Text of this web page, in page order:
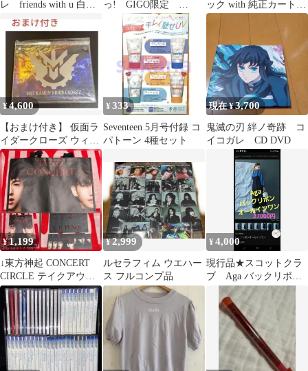
レ friends with u 白上
フブキ
っ! GIGO限定
GIGO フィギュア ぶ
いすぽ
ック with 純正カートリ
ッジ
¥4,600
【おまけ付き】 仮面ラ
イダークローズ ウィズ
ビー 万丈龍我 赤楚衛二
¥ 333
Seventeen 5月号付録 コ
パトーン 4種セット
現在 ¥3,700
鬼滅の刃 絆ノ奇跡 コ
イコガレ CD DVD
¥1,199
↓東方神起 CONCERT
CIRCLE テイクアウト
バッグ2種 / ステッカー
¥2,999
ルセラフィム ウエハー
ス フルコンプ品
¥4,000
現行品★スコットクラ
ブ Aga バックリボン
オールインワン